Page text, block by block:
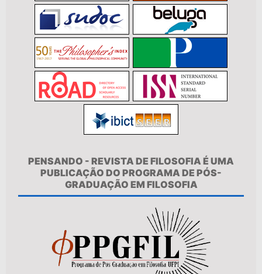
PENSANDO - REVISTA DE FILOSOFIA É UMA
PUBLICAÇÃO DO PROGRAMA DE PÓS-
GRADUAÇÃO EM FILOSOFIA